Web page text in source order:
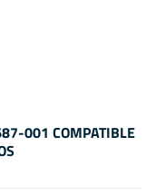
001 COMPATIBLE